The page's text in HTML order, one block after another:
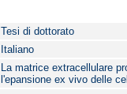
Tesi di dottorato
Italiano
La matrice extracellulare
l'epansione ex vivo delle